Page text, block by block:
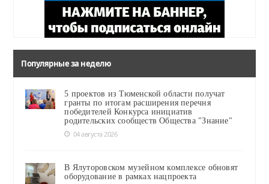
Популярные за неделю
5 проектов из Тюменской области получат
гранты по итогам расширения перечня
победителей Конкурса инициатив
родительских сообществ Общества "Знание"
04 августа 2026
В Ялуторовском музейном комплексе обновят
оборудование в рамках нацпроекта